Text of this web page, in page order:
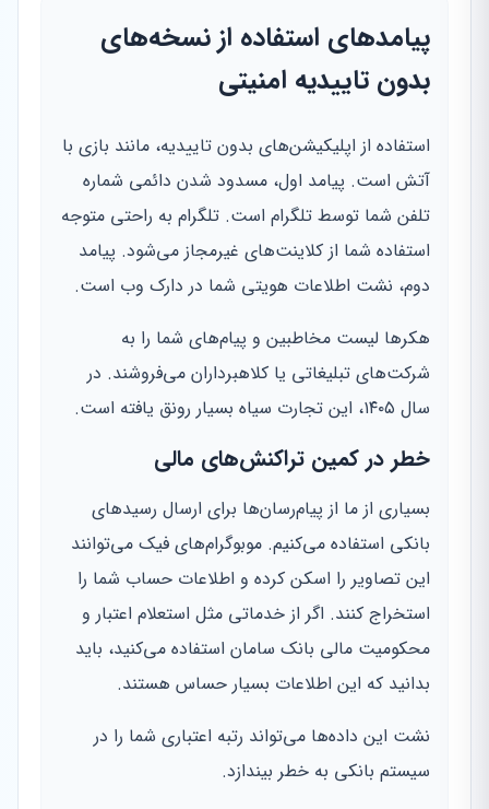
پیامدهای استفاده از نسخه‌های
بدون تاییدیه امنیتی
استفاده از اپلیکیشن‌های بدون تاییدیه، مانند بازی با
آتش است. پیامد اول، مسدود شدن دائمی شماره
تلفن شما توسط تلگرام است. تلگرام به راحتی متوجه
استفاده شما از کلاینت‌های غیرمجاز می‌شود. پیامد
دوم، نشت اطلاعات هویتی شما در دارک وب است.
هکرها لیست مخاطبین و پیام‌های شما را به
شرکت‌های تبلیغاتی یا کلاهبرداران می‌فروشند. در
سال ۱۴۰۵، این تجارت سیاه بسیار رونق یافته است.
خطر در کمین تراکنش‌های مالی
بسیاری از ما از پیام‌رسان‌ها برای ارسال رسیدهای
بانکی استفاده می‌کنیم. موبوگرام‌های فیک می‌توانند
این تصاویر را اسکن کرده و اطلاعات حساب شما را
استخراج کنند. اگر از خدماتی مثل استعلام اعتبار و
محکومیت مالی بانک سامان استفاده می‌کنید، باید
بدانید که این اطلاعات بسیار حساس هستند.
نشت این داده‌ها می‌تواند رتبه اعتباری شما را در
سیستم بانکی به خطر بیندازد.